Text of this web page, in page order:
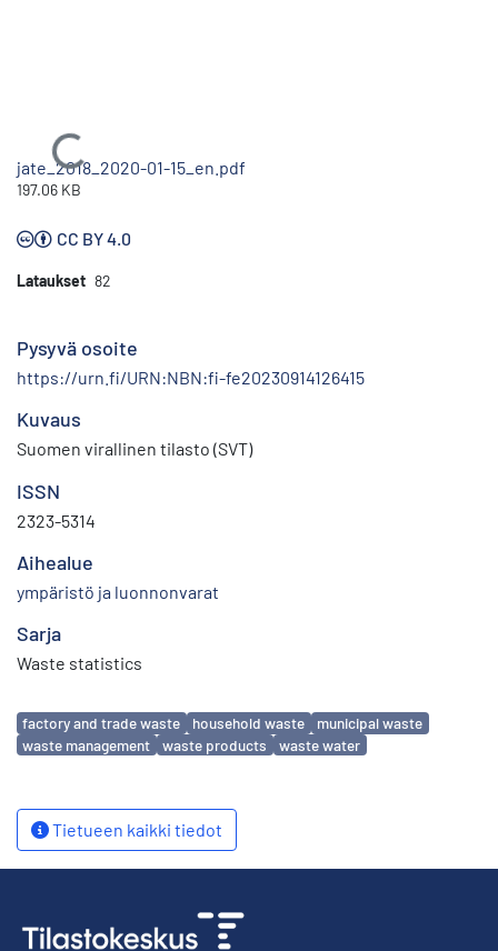
Ladataan...
jate_2018_2020-01-15_en.pdf
197.06 KB
CC BY 4.0
Lataukset 82
Pysyvä osoite
https://urn.fi/URN:NBN:fi-fe20230914126415
Kuvaus
Suomen virallinen tilasto (SVT)
ISSN
2323-5314
Aihealue
ympäristö ja luonnonvarat
Sarja
Waste statistics
Avainsanat
factory and trade waste household waste
municipal waste
waste management
waste products waste water
Tietueen kaikki tiedot